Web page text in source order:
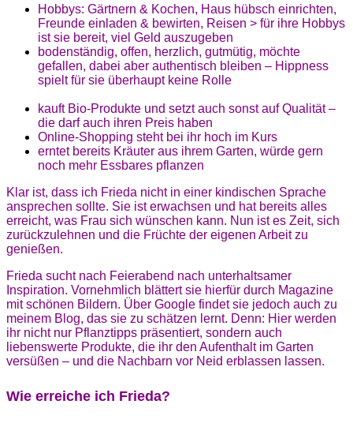
Hobbys: Gärtnern & Kochen, Haus hübsch einrichten,
Freunde einladen & bewirten, Reisen > für ihre Hobbys
ist sie bereit, viel Geld auszugeben
bodenständig, offen, herzlich, gutmütig, möchte
gefallen, dabei aber authentisch bleiben – Hippness
spielt für sie überhaupt keine Rolle
kauft Bio-Produkte und setzt auch sonst auf Qualität –
die darf auch ihren Preis haben
Online-Shopping steht bei ihr hoch im Kurs
erntet bereits Kräuter aus ihrem Garten, würde gern
noch mehr Essbares pflanzen
Klar ist, dass ich Frieda nicht in einer kindischen Sprache
ansprechen sollte. Sie ist erwachsen und hat bereits alles
erreicht, was Frau sich wünschen kann. Nun ist es Zeit, sich
zurückzulehnen und die Früchte der eigenen Arbeit zu
genießen.
Frieda sucht nach Feierabend nach unterhaltsamer
Inspiration. Vornehmlich blättert sie hierfür durch Magazine
mit schönen Bildern. Über Google findet sie jedoch auch zu
meinem Blog, das sie zu schätzen lernt. Denn: Hier werden
ihr nicht nur Pflanztipps präsentiert, sondern auch
liebenswerte Produkte, die ihr den Aufenthalt im Garten
versüßen – und die Nachbarn vor Neid erblassen lassen.
Wie erreiche ich Frieda?